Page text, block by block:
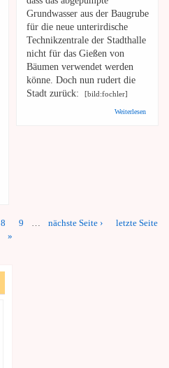
Grundwasser aus der Baugrube
für die neue unterirdische
Technikzentrale der Stadthalle
nicht für das Gießen von
Bäumen verwendet werden
könne. Doch nun rudert die
Stadt zurück:
[bild:fochler]
Weiterlesen
8 9 … nächste Seite ›
letzte Seite
»